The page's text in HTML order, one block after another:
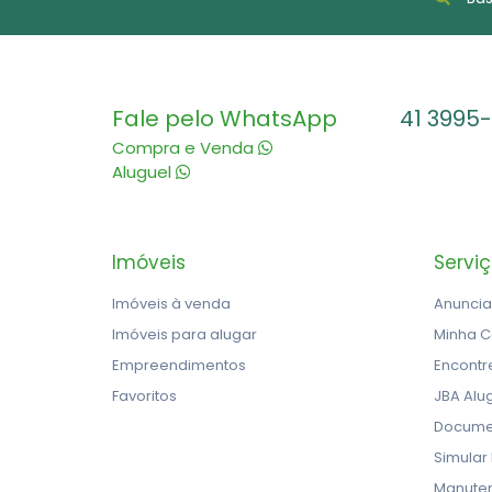
Fale pelo WhatsApp
Compra e Venda
Aluguel
41
Imóveis
Imóveis à venda
Imóveis para alugar
Empreendimentos
Favoritos
Minha
JBA